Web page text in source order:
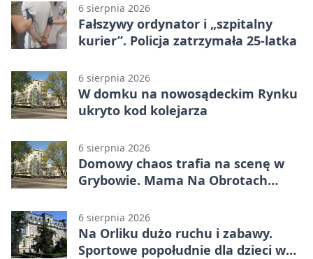
6 sierpnia 2026
Fałszywy ordynator i „szpitalny
kurier”. Policja zatrzymała 25-latka
6 sierpnia 2026
W domku na nowosądeckim Rynku
ukryto kod kolejarza
6 sierpnia 2026
Domowy chaos trafia na scenę w
Grybowie. Mama Na Obrotach
6 sierpnia 2026
Na Orliku dużo ruchu i zabawy.
Sportowe popołudnie dla dzieci w